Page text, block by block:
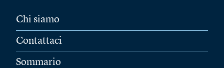
Chi siamo
Contattaci
Sommario